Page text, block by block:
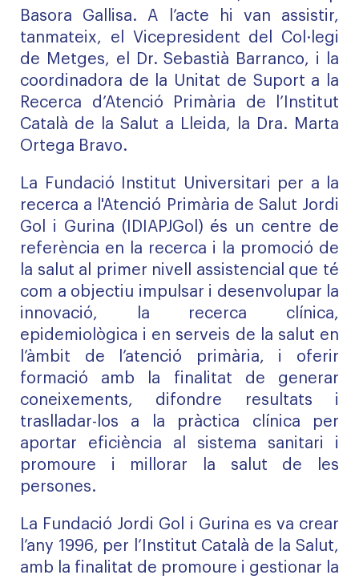
Basora Gallisa. A l’acte hi van assistir,
tanmateix, el Vicepresident del Col·legi
de Metges, el Dr. Sebastià Barranco, i la
coordinadora de la Unitat de Suport a la
Recerca d’Atenció Primària de l’Institut
Català de la Salut a Lleida, la Dra. Marta
Ortega Bravo.
La Fundació Institut Universitari per a la
recerca a l'Atenció Primària de Salut Jordi
Gol i Gurina (IDIAPJGol) és un centre de
referència en la recerca i la promoció de
la salut al primer nivell assistencial que té
com a objectiu impulsar i desenvolupar la
innovació, la recerca clínica,
epidemiològica i en serveis de la salut en
l’àmbit de l’atenció primària, i oferir
formació amb la finalitat de generar
coneixements, difondre resultats i
traslladar-los a la pràctica clínica per
aportar eficiència al sistema sanitari i
promoure i millorar la salut de les
persones.
La Fundació Jordi Gol i Gurina es va crear
l’any 1996, per l’Institut Català de la Salut,
amb la finalitat de promoure i gestionar la